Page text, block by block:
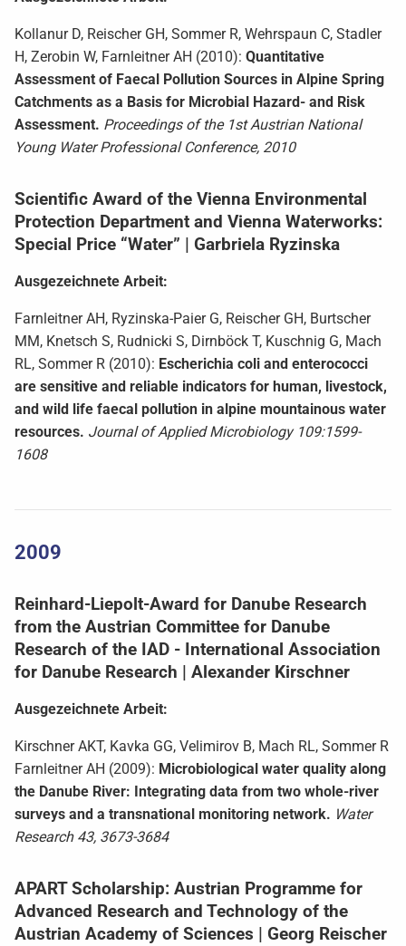
Kollanur D, Reischer GH, Sommer R, Wehrspaun C, Stadler
H, Zerobin W, Farnleitner AH (2010): Quantitative
Assessment of Faecal Pollution Sources in Alpine Spring
Catchments as a Basis for Microbial Hazard- and Risk
Assessment. Proceedings of the 1st Austrian National
Young Water Professional Conference, 2010
Scientific Award of the Vienna Environmental
Protection Department and Vienna Waterworks:
Special Price “Water” | Garbriela Ryzinska
Ausgezeichnete Arbeit:
Farnleitner AH, Ryzinska-Paier G, Reischer GH, Burtscher
MM, Knetsch S, Rudnicki S, Dirnböck T, Kuschnig G, Mach
RL, Sommer R (2010): Escherichia coli and enterococci
are sensitive and reliable indicators for human, livestock,
and wild life faecal pollution in alpine mountainous water
resources. Journal of Applied Microbiology 109:1599-
1608
2009
Reinhard-Liepolt-Award for Danube Research
from the Austrian Committee for Danube
Research of the IAD - International Association
for Danube Research | Alexander Kirschner
Ausgezeichnete Arbeit:
Kirschner AKT, Kavka GG, Velimirov B, Mach RL, Sommer R
Farnleitner AH (2009): Microbiological water quality along
the Danube River: Integrating data from two whole-river
surveys and a transnational monitoring network. Water
Research 43, 3673-3684
APART Scholarship: Austrian Programme for
Advanced Research and Technology of the
Austrian Academy of Sciences | Georg Reischer